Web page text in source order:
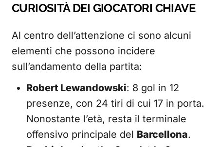
CURIOSITÀ DEI GIOCATORI CHIAVE
Al centro dell’attenzione ci sono alcuni
elementi che possono incidere
sull’andamento della partita:
Robert Lewandowski: 8 gol in 12
presenze, con 24 tiri di cui 17 in porta.
Nonostante l’età, resta il terminale
offensivo principale del Barcellona.